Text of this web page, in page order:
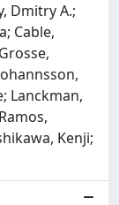
Dmitry A.;
Cable,
Lanckman,
Kenji;